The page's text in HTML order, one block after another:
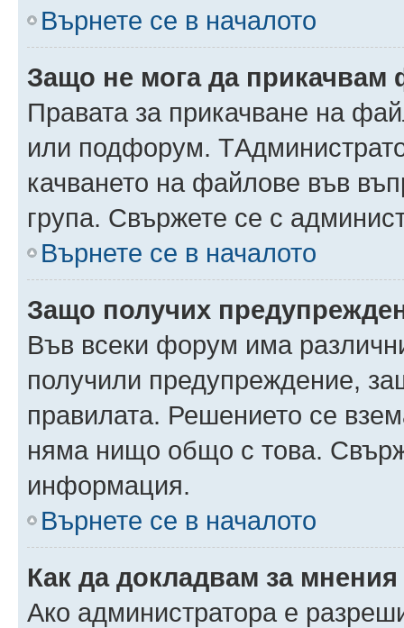
Върнете се в началото
Защо не мога да прикачвам
Правата за прикачване на
или подфорум.
качването на файлове във
група. Свържете се с
Върнете се в началото
Защо получих
Във всеки форум има
получили предупреждение,
правилата. Решението се
няма нищо общо с това.
информация.
Върнете се в началото
Как да докладвам за
Ако администратора е